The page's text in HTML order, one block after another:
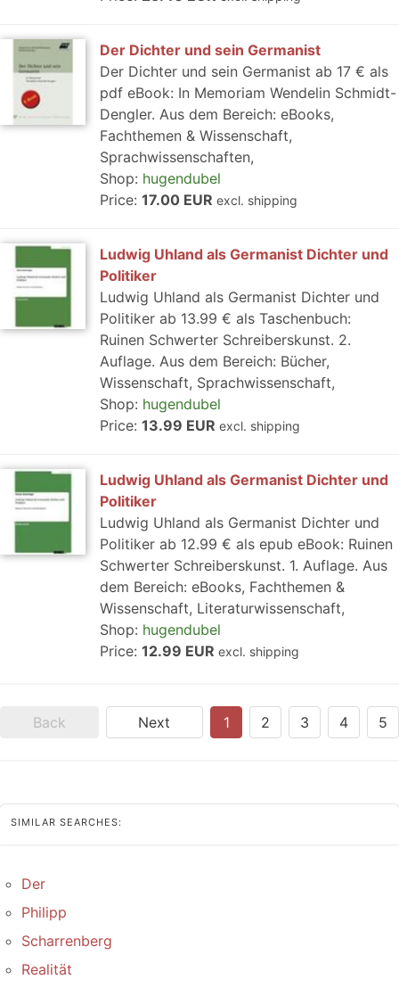
Der Dichter und sein Germanist
Der Dichter und sein Germanist ab 17 € als
pdf eBook: In Memoriam Wendelin Schmidt-
Dengler. Aus dem Bereich: eBooks,
Fachthemen & Wissenschaft,
Sprachwissenschaften,
Shop: hugendubel
Price: 17.00 EUR excl. shipping
Ludwig Uhland als Germanist Dichter und
Politiker
Ludwig Uhland als Germanist Dichter und
Politiker ab 13.99 € als Taschenbuch:
Ruinen Schwerter Schreiberskunst. 2.
Auflage. Aus dem Bereich: Bücher,
Wissenschaft, Sprachwissenschaft,
Shop: hugendubel
Price: 13.99 EUR excl. shipping
Ludwig Uhland als Germanist Dichter und
Politiker
Ludwig Uhland als Germanist Dichter und
Politiker ab 12.99 € als epub eBook: Ruinen
Schwerter Schreiberskunst. 1. Auflage. Aus
dem Bereich: eBooks, Fachthemen &
Wissenschaft, Literaturwissenschaft,
Shop: hugendubel
Price: 12.99 EUR excl. shipping
Back Next 1 2 3 4 5
SIMILAR SEARCHES:
Der
Philipp
Scharrenberg
Realität